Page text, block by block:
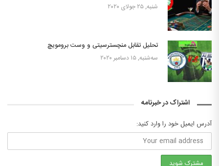
شنبه, ۲۵ جولای ۲۰۲۰
تحلیل تقابل منچسترسیتی و وست برومویچ
سه‌شنبه, ۱۵ دسامبر ۲۰۲۰
اشتراک در خبرنامه
آدرس ایمیل خود را وارد کنید: